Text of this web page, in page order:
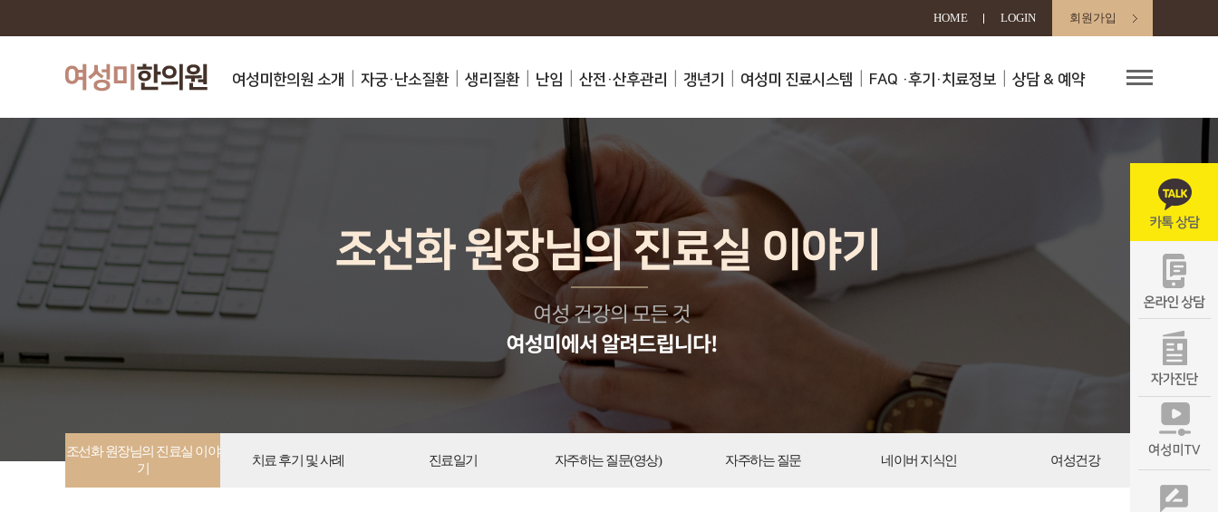
HOME LOGIN 회원가입
여성미한의원 소개 자궁·난소질환 생리질환 난임 산전·산후관리 갱년기 여성미 진료시스템 FAQ ·후기·치료정보 상담 & 예약
조선화 원장님의 진료실 이야
기
치료 후기 및 사례 진료일기 자주하는 질문(영상) 자주하는 질문 네이버 지식인 여성건강